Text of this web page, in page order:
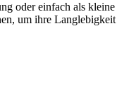
oder einfach als
um ihre